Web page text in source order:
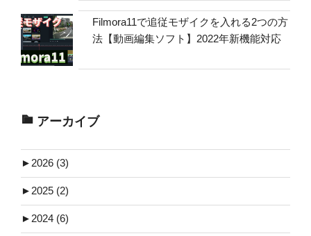
Filmora11で追従モザイクを入れる2つの方
法【動画編集ソフト】2022年新機能対応
アーカイブ
► 2026 (3)
► 2025 (2)
► 2024 (6)